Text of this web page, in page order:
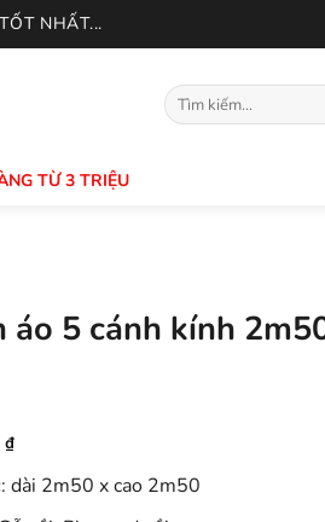
NHẤT...
Tìm
kiếm:
TỪ 3 TRIỆU
áo 5 cánh kính
₫
: dài 2m50 x cao 2m50